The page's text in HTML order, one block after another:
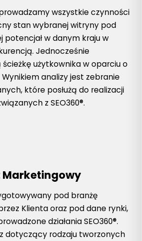
wszystkie czynności
stan wybranej witryny pod
potencjał w danym kraju w
Jednocześnie
ścieżkę użytkownika w oparciu o
analizy jest zebranie
które posłużą do realizacji
z SEO360®.
Marketingowy
pod branżę
Klienta oraz pod dane rynki,
działania SEO360®.
dotyczący rodzaju tworzonych